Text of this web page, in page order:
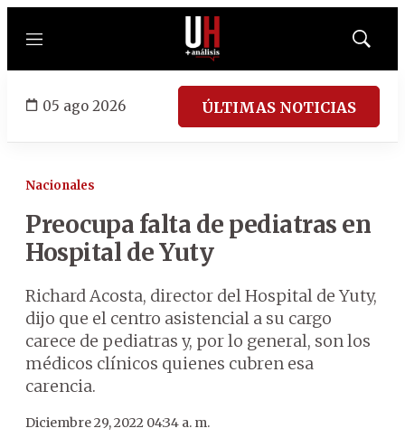
Menú
Mostrar
05 ago 2026 ÚLTIMAS NOTICIAS
Nacionales
Preocupa falta de pediatras en
Hospital de Yuty
Richard Acosta, director del Hospital de Yuty,
dijo que el centro asistencial a su cargo
carece de pediatras y, por lo general, son los
médicos clínicos quienes cubren esa
carencia.
Diciembre 29, 2022 04:34 a. m.